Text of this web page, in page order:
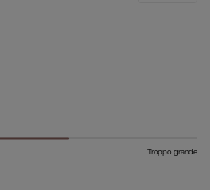
Troppo grande